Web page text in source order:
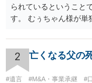
られているということ
す。 むぅちゃん様が単
相続人おられるという
るところです。 また
あると主張される可能
とを伺わせる事情をど
2 亡くなる父の
#遺言 #M&A・事業承継 #